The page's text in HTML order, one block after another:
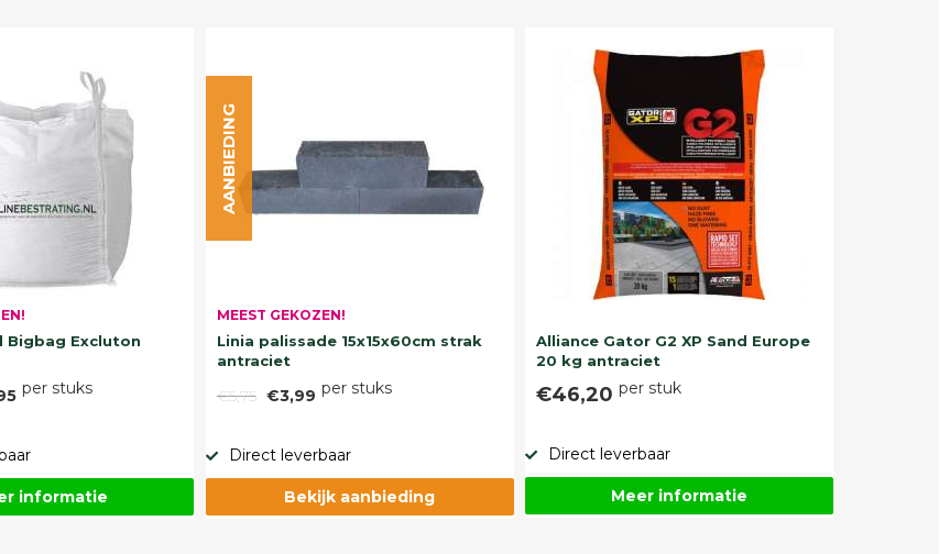
Bigbag Excluton
per stuks
informatie
MEEST GEKOZEN!
Linia palissade 15x15x60cm strak
antraciet
€5,75 €3,99 per stuks
AANBIEDING
Direct leverbaar
Bekijk aanbieding
Alliance Gator G2 XP Sand Europe
20 kg antraciet
€46,20 per stuk
Direct leverbaar
Meer informatie